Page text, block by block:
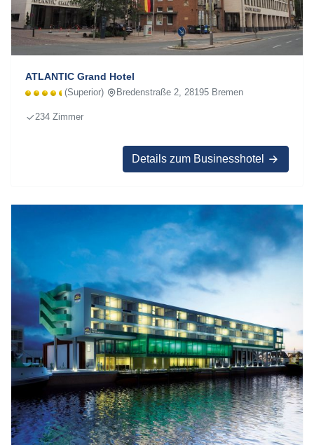
ATLANTIC Grand Hotel
(Superior) Bredenstraße 2, 28195 Bremen
234 Zimmer
Details zum Businesshotel